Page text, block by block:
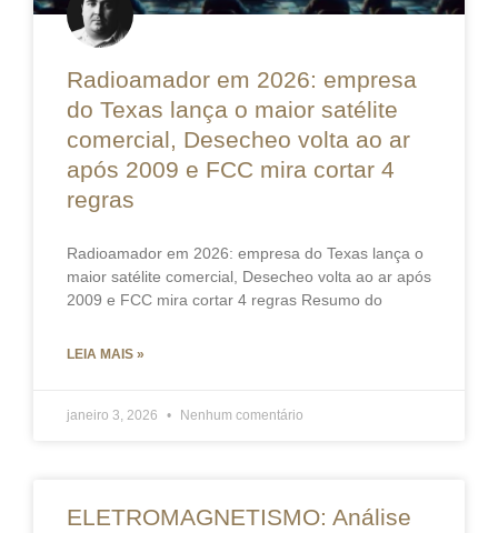
Radioamador em 2026: empresa
do Texas lança o maior satélite
comercial, Desecheo volta ao ar
após 2009 e FCC mira cortar 4
regras
Radioamador em 2026: empresa do Texas lança o
maior satélite comercial, Desecheo volta ao ar após
2009 e FCC mira cortar 4 regras Resumo do
LEIA MAIS »
janeiro 3, 2026 Nenhum comentário
ELETROMAGNETISMO: Análise